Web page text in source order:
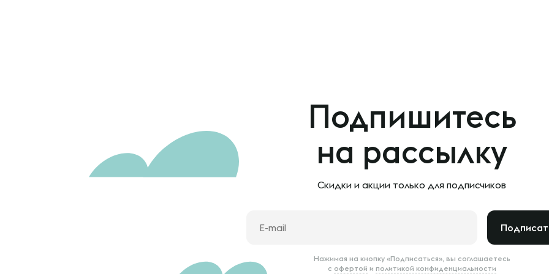
Подпишитесь
на рассылку
Скидки и акции только для подписчиков
Нажимая на кнопку «Подписаться», вы соглашаетесь
с офертой и политикой конфиденциальности